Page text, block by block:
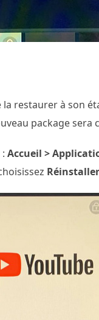
restaurer à son
package sera
Accueil >
Réinstaller